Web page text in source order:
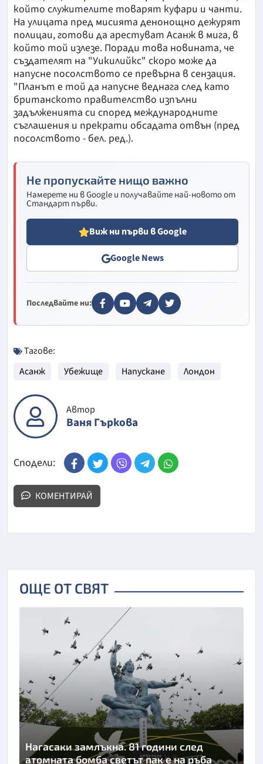
който служителите товарят куфари и чанти.
На улицата пред мисията денонощно дежурят
полицаи, готови да арестуват Асанж в мига, в
който той излезе. Поради това новината, че
създателят на "Уикилийкс" скоро може да
напусне посолството се превърна в сензация.
"Планът е той да напусне веднага след като
британското правителство изпълни
задълженията си според международните
съглашения и прекрати обсадата отвън (пред
посолството - бел. ред.).
Не пропускайте нищо важно
Намерете ни в Google и получавайте най-новото от
Стандарт първи.
Виж ни първи в Google
Google News
Последвайте ни:
Тагове:
Асанж
Убежище Напускане Лондон
Автор
Ваня Гъркова
Сподели:
КОМЕНТИРАЙ
ОЩЕ ОТ СВЯТ
Нагасаки замлъкна. 81 години след
атомната бомба светът пак е на ръба